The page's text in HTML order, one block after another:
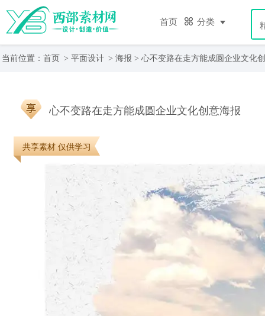
首页 分类
当前位置： 首页 > 平面设计 > 海报 > 心不变路在走方能成圆企业文化
心不变路在走方能成圆企业文化创意海报
共享素材 仅供学习